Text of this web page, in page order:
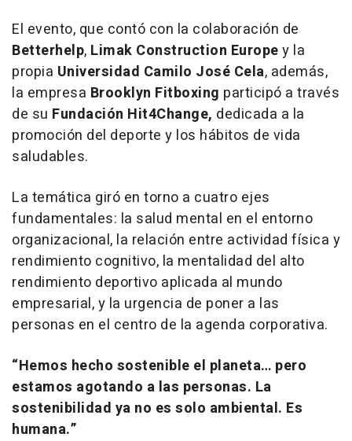
El evento, que contó con la colaboración de
Betterhelp, Limak Construction Europey la
propia Universidad Camilo José Cela, además,
la empresa Brooklyn Fitboxing participó a través
de su Fundación Hit4Change, dedicada a la
promoción del deporte y los hábitos de vida
saludables.
La temática giró en torno a cuatro ejes
fundamentales: la salud mental en el entorno
organizacional, la relación entre actividad física y
rendimiento cognitivo, la mentalidad del alto
rendimiento deportivo aplicada al mundo
empresarial, y la urgencia de poner a las
personas en el centro de la agenda corporativa.
“Hemos hecho sostenible el planeta… pero
estamos agotando a las personas. La
sostenibilidad ya no es solo ambiental. Es
humana.”